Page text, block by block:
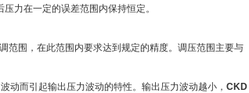
力在一定的误差范围内保持恒定。
范围，在此范围内要求达到规定的精度。调压范围主要与
动而引起输出压力波动的特性。输出压力波动越小， CKD